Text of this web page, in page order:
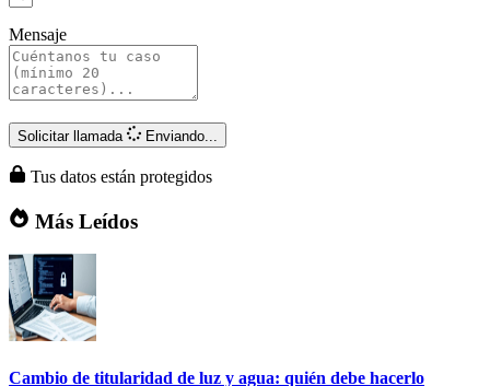
Mensaje
Solicitar llamada Enviando...
Tus datos están protegidos
Más Leídos
Cambio de titularidad de luz y agua: quién debe hacerlo